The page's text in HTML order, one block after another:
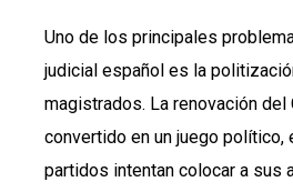
Uno de los principales
judicial español es la
magistrados. La renovación del
convertido en un juego político,
partidos intentan colocar a sus